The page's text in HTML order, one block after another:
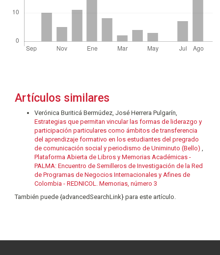
Artículos similares
Verónica Buriticá Bermúdez, José Herrera Pulgarín,
Estrategias que permitan vincular las formas de liderazgo y
participación particulares como ámbitos de transferencia
del aprendizaje formativo en los estudiantes del pregrado
de comunicación social y periodismo de Uniminuto (Bello) ,
Plataforma Abierta de Libros y Memorias Académicas -
PALMA: Encuentro de Semilleros de Investigación de la Red
de Programas de Negocios Internacionales y Afines de
Colombia - REDNICOL. Memorias, número 3
También puede {advancedSearchLink} para este artículo.